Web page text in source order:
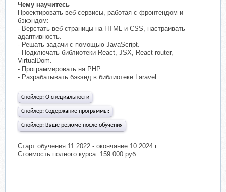
Чему научитесь
Проектировать веб-сервисы, работая с фронтендом и
бэкэндом:
- Верстать веб-страницы на HTML и CSS, настраивать
адаптивность.
- Решать задачи с помощью JavaScript.
- Подключать библиотеки React, JSX, React router,
VirtualDom.
- Программировать на PHP.
- Разрабатывать бэкэнд в библиотеке Laravel.
Спойлер: О специальности
Спойлер: Содержание программы:
Спойлер: Ваше резюме после обучения
Старт обучения 11.2022 - окончание 10.2024 г
Стоимость полного курса: 159 000 руб.